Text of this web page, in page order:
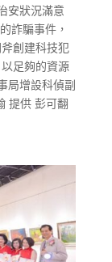
安狀況滿意
詐騙事件，
創建科技犯
足夠的資源
局增設科偵副
提供 彭可翻